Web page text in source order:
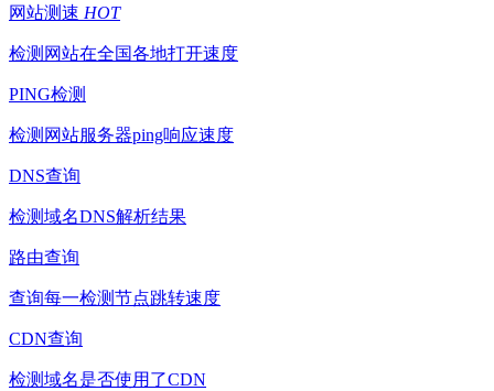
网站测速 HOT
检测网站在全国各地打开速度
PING检测
检测网站服务器ping响应速度
DNS查询
检测域名DNS解析结果
路由查询
查询每一检测节点跳转速度
CDN查询
检测域名是否使用了CDN